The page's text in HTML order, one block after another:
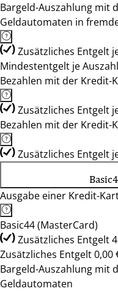
Bargeld-Auszahlung mit
Geldautomaten in
Zusätzliches Entgelt
Mindestentgelt je
Bezahlen mit der Kredit-
Zusätzliches Entgelt
Bezahlen mit der Kredit-
Zusätzliches Entgelt
Ausgabe einer Kredit-
Basic44 (MasterCard)
Zusätzliches Entgelt
Zusätzliches Entgelt 0,00
Bargeld-Auszahlung mit
Geldautomaten